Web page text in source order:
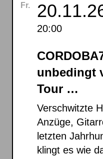
Fr.
20:00
unbedingt
Tour …
Verschwitzte
Anzüge,
letzten
klingt es wie